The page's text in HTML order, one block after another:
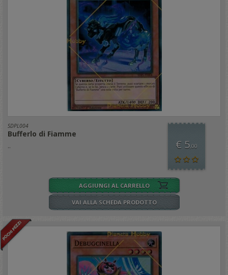
SDPL004
Bufferlo di Fiamme
.. € 5,00
AGGIUNGI AL CARRELLO
VAI ALLA SCHEDA PRODOTTO